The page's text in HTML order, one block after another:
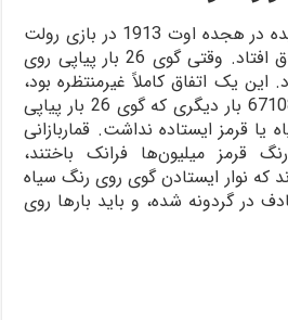
مشهورترین مثال این پدیده در هجده اوت 1913 در بازی رولت
در کازینو مونت کارلو اتفاق افتاد. وقتی گوی 26 بار پیاپی روی
این یک اتفاق کاملاً غیرمنتظره بود،
گرچه هیچ فرقی با 67108863 بار دیگری که گوی 26 بار پیاپی
قرمز ایستاده نداشت. قماربازانی
قرمز میلیون‌ها فرانک باختند،
که نوار ایستادن گوی روی رنگ سیاه
در گردونه شده، و باید بارها روی